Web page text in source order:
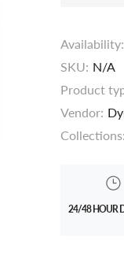
Availability:
SKU: N/A
Product
Vendor:
Collections:
24/48 HOUR